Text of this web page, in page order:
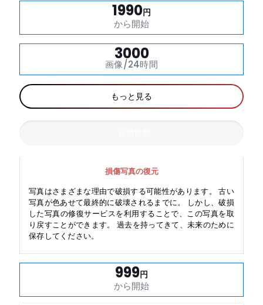
1990円
から開始
3000
画像/24時間
もっと見る
損傷写真の復元
写真はさまざまな理由で破損する可能性があります。 古い
写真が色あせて最終的に破壊されるまでに。 しかし、破損
した写真の修復サービスを利用することで、この写真を取
り戻すことができます。 過去を持ってきて、未来のために
保存してください。
999円
から開始